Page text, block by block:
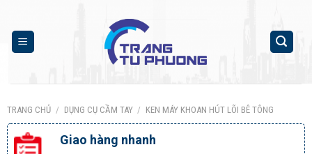
content
TRANG CHỦ / DỤNG CỤ CẦM TAY / KEN MÁY KHOAN HÚT LÕI BÊ TÔNG
Giao hàng nhanh